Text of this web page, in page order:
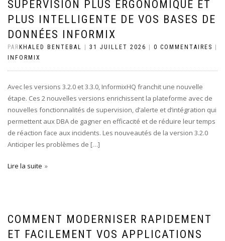
SUPERVISION PLUS ERGONOMIQUE ET
PLUS INTELLIGENTE DE VOS BASES DE
DONNÉES INFORMIX
PAR KHALED BENTEBAL 31 JUILLET 2026 0 COMMENTAIRES
INFORMIX
Avec les versions 3.2.0 et 3.3.0, InformixHQ franchit une nouvelle
étape. Ces 2 nouvelles versions enrichissent la plateforme avec de
nouvelles fonctionnalités de supervision, d’alerte et d’intégration qui
permettent aux DBA de gagner en efficacité et de réduire leur temps
de réaction face aux incidents. Les nouveautés de la version 3.2.0
Anticiper les problèmes de […]
Lire la suite
COMMENT MODERNISER RAPIDEMENT
ET FACILEMENT VOS APPLICATIONS